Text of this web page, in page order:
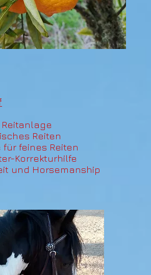
Reitanlage
Reiten
für feines Reiten
Korrekturhilfe
und Horsemanship